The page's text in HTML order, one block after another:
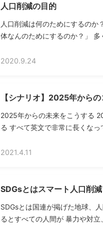
人口削減の目的
人口削減は何のためにするのか
体なんのためにするのか？」
2020.9.24
【シナリオ】2025年から
2025年からの未来をこうする
る すべて英文で非常に長くな
2021.4.11
SDGsとはスマート人口削
SDGsとは国連が掲げた地球、
るとすべての人間が 暴力や対